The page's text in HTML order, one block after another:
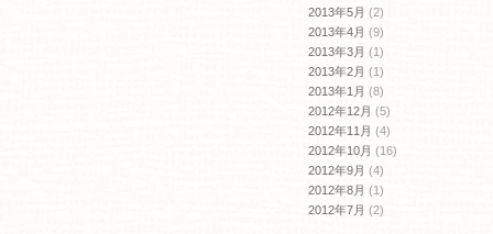
2013年5月 (2)
2013年4月 (9)
2013年3月 (1)
2013年2月 (1)
2013年1月 (8)
2012年12月 (5)
2012年11月 (4)
2012年10月 (16)
2012年9月 (4)
2012年8月 (1)
2012年7月 (2)